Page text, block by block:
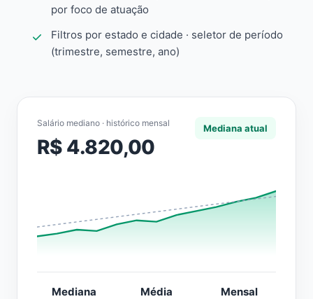
por foco de atuação
Filtros por estado e cidade · seletor de período
(trimestre, semestre, ano)
Salário mediano · histórico mensal
R$ 4.820,00
Mediana atual
Mediana Média Mensal